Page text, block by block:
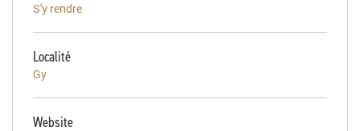
S'y rendre
Localité
Gy
Website